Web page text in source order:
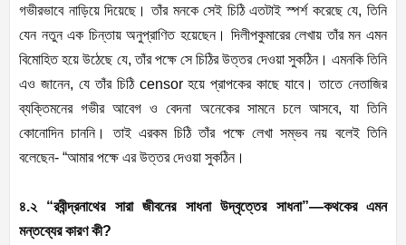
গভীরভাবে নাড়িয়ে দিয়েছে। তাঁর মনকে সেই চিঠি এতটাই স্পর্শ করেছে যে, তিনি
যেন নতুন এক চিন্তায় অনুপ্রাণিত হয়েছেন। দিলীপকুমারের লেখায় তাঁর মন এমন
বিমােহিত হয়ে উঠেছে যে, তাঁর পক্ষে সে চিঠির উত্তর দেওয়া সুকঠিন। এমনকি তিনি
এও জানেন, যে তাঁর চিঠি censor হয়ে প্রাপকের কাছে যাবে। তাতে নেতাজির
ব্যক্তিমনের গভীর আবেগ ও বেদনা অনেকের সামনে চলে আসবে, যা তিনি
কোনােদিন চাননি। তাই এরকম চিঠি তাঁর পক্ষে লেখা সম্ভব নয় বলেই তিনি
বলেছেন- “আমার পক্ষে এর উত্তর দেওয়া সুকঠিন।
৪.২ “রবীন্দ্রনাথের সারা জীবনের সাধনা উদ্‌বৃত্তের সাধনা”—কথকের এমন
মন্তব্যের কারণ কী?